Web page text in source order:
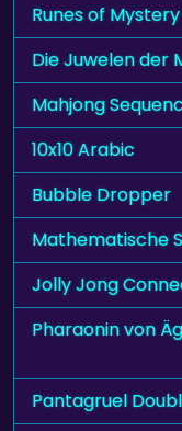
Runes of Mystery
Die Juwelen der
Mahjong
10x10 Arabic
Bubble Dropper
Mathematische
Jolly Jong
Pharaonin von
Pantagruel